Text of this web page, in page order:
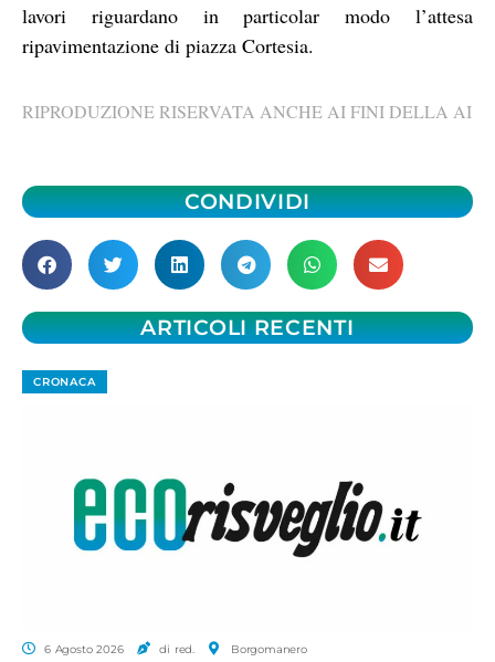
lavori riguardano in particolar modo l’attesa
ripavimentazione di piazza Cortesia.
RIPRODUZIONE RISERVATA ANCHE AI FINI DELLA AI
CONDIVIDI
ARTICOLI RECENTI
CRONACA
6 Agosto 2026 di red. Borgomanero